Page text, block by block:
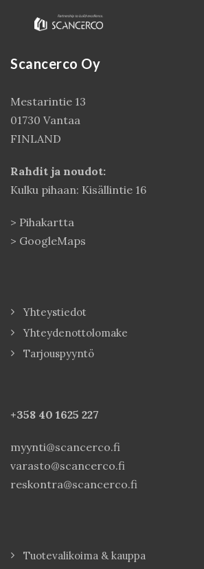
Scancerco Oy
Mestarintie 13
01730 Vantaa
FINLAND
Rahdit ja noudot:
Kulku pihaan: Kisällintie 16
> Pihakartta
> GoogleMaps
Yhteystiedot
Yhteydenottolomake
Tarjouspyyntö
+358 40 1625 227
myynti@scancerco.fi
varasto@scancerco.fi
reskontra@scancerco.fi
Tuotevalikoima & kauppa